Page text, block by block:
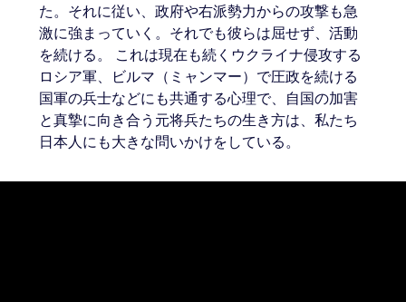
た。それに従い、政府や右派勢力からの攻撃も急
激に強まっていく。それでも彼らは屈せず、活動
を続ける。 これは現在も続くウクライナ侵攻する
ロシア軍、ビルマ（ミャンマー）で圧政を続ける
国軍の兵士などにも共通する心理で、自国の加害
と真摯に向き合う元将兵たちの生き方は、私たち
日本人にも大きな問いかけをしている。